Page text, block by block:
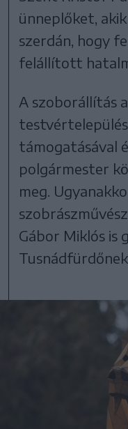
ünneplőket,
szerdán, hogy
felállított
A szoborállítás
támogatásával
polgármester
meg.
Gábor Miklós is
Tusnádfürdőnek.